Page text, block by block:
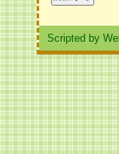
Scripted by